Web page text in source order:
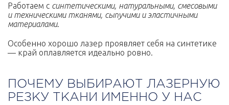
Работаем с синтетическими, натуральными, смесовыми
и техническими тканями, сыпучими и эластичными
материалами.
Особенно хорошо лазер проявляет себя на синтетике
— край оплавляется идеально ровно.
ПОЧЕМУ ВЫБИРАЮТ ЛАЗЕРНУЮ
РЕЗКУ ТКАНИ ИМЕННО У НАС